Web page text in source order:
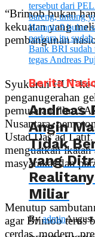
“Brimob bukan
kekuatan yang
pembangunan
Syukuran HUT
penganugerahan
pemutaran film
Nusantara,
Ustad Das’ad
menguatkan
masyarakat dan
Menutup
agar Brimob terus
cerdas, modern,
Berita
Andreas
Angin
Tidak
yang
Miliar
ByadminAugust